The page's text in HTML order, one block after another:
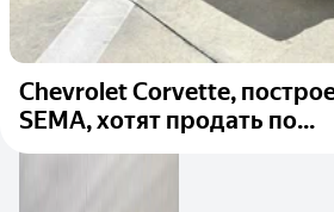
Chevrolet Corvette,
SEMA, хотят продать по...